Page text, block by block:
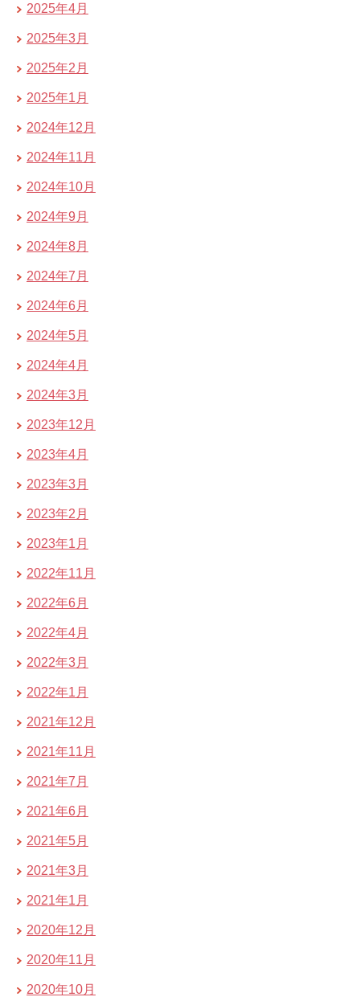
2025年4月
2025年3月
2025年2月
2025年1月
2024年12月
2024年11月
2024年10月
2024年9月
2024年8月
2024年7月
2024年6月
2024年5月
2024年4月
2024年3月
2023年12月
2023年4月
2023年3月
2023年2月
2023年1月
2022年11月
2022年6月
2022年4月
2022年3月
2022年1月
2021年12月
2021年11月
2021年7月
2021年6月
2021年5月
2021年3月
2021年1月
2020年12月
2020年11月
2020年10月